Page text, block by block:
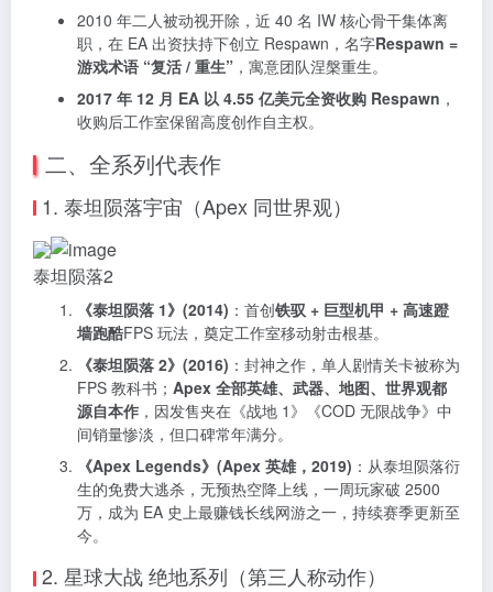
2010 年二人被动视开除，近 40 名 IW 核心骨干集体离
职，在 EA 出资扶持下创立 Respawn，名字Respawn =
游戏术语 “复活 / 重生” ，寓意团队涅槃重生。
2017 年 12 月 EA 以 4.55 亿美元全资收购 Respawn ，
收购后工作室保留高度创作自主权。
二、全系列代表作
1. 泰坦陨落宇宙（Apex 同世界观）
泰坦陨落2
《泰坦陨落 1》(2014) ：首创铁驭 + 巨型机甲 + 高速蹬
墙跑酷FPS 玩法，奠定工作室移动射击根基。
《泰坦陨落 2》(2016) ：封神之作，单人剧情关卡被称为
FPS 教科书； Apex 全部英雄、武器、地图、世界观都
源自本作 ，因发售夹在《战地 1》《COD 无限战争》中
间销量惨淡，但口碑常年满分。
《Apex Legends》(Apex 英雄，2019) ：从泰坦陨落衍
生的免费大逃杀，无预热空降上线，一周玩家破 2500
万，成为 EA 史上最赚钱长线网游之一，持续赛季更新至
今。
2. 星球大战 绝地系列（第三人称动作）